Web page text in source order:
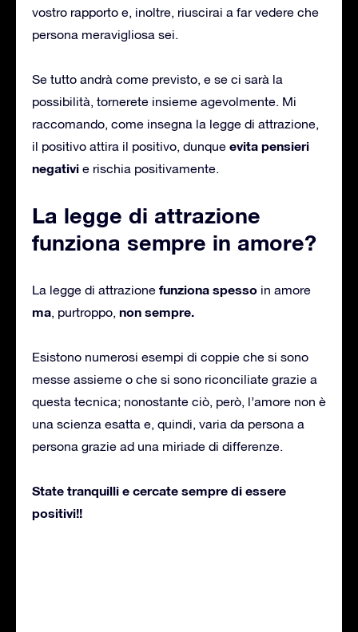
vostro rapporto e, inoltre, riuscirai a far vedere che
persona meravigliosa sei.
Se tutto andrà come previsto, e se ci sarà la
possibilità, tornerete insieme agevolmente. Mi
raccomando, come insegna la legge di attrazione,
il positivo attira il positivo, dunque evita pensieri
negativi e rischia positivamente.
La legge di attrazione
funziona sempre in amore?
La legge di attrazione funziona spesso in amore
ma, purtroppo, non sempre.
Esistono numerosi esempi di coppie che si sono
messe assieme o che si sono riconciliate grazie a
questa tecnica; nonostante ciò, però, l’amore non è
una scienza esatta e, quindi, varia da persona a
persona grazie ad una miriade di differenze.
State tranquilli e cercate sempre di essere
positivi!!